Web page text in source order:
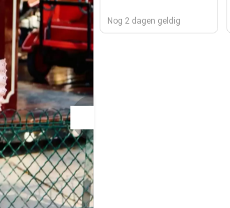
Nog 2 dagen geldig